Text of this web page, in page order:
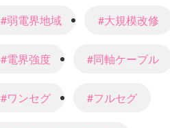
#弱電界地域 #大規模改修
#電界強度 #同軸ケーブル
#ワンセグ #フルセグ